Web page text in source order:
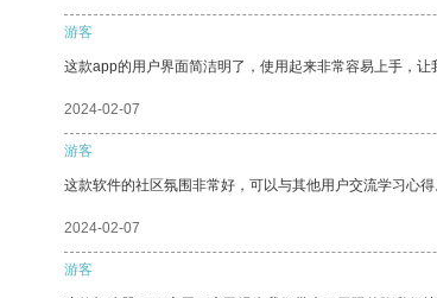
游客
这款app的用户界面简洁明了，使用起来非常容易上手，
2024-02-07
游客
这款软件的社区氛围非常好，可以与其他用户交流学习心得
2024-02-07
游客